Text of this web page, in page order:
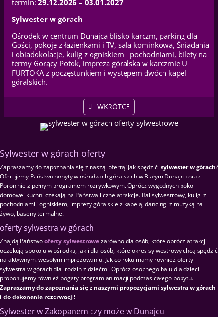
termin: 29.12.2026 – 03.01.2027
Sylwester w górach
Ośrodek w centrum Dunajca blisko karczm, parking dla
Gości, pokoje z łazienkami i TV, sala kominkowa, Śniadania
i obiadokolacje, kulig z ogniskiem i pochodniami, bilety na
termy Gorący Potok, impreza góralska w karczmie U
FURTOKA z poczęstunkiem i występem dwóch kapel
góralskich.
WKRÓTCE
Sylwester w górach oferty
Zapraszamy do zapoznania się z naszą ofertą! Jak spędzić sylwester w górach?
Oferujemy Państwu pobyty w ośrodkach góralskich w Białym Dunajcu oraz
Poroninie z pełnym programem rozrywkowym. Oprócz wygodnych pokoi i
domowej kuchni czekają na Państwa liczne atrakcje. Bal sylwestrowy, kulig z
pochodniami i ogniskiem, imprezy góralskie z kapelą, dancingi z muzyką na
żywo, baseny termalne.
oferty sylwestra w górach
Znajdą Państwooferty sylwestrowezarówno dla osób, które oprócz atrakcji
oczekują spokoju w ośrodku, jak i dla osób, które okres sylwestrowy chcą spędzić
na aktywnym, wesołym imprezowaniu. Jak co roku mamy również oferty
sylwestra w górach dla rodzin z dziećmi. Oprócz osobnego balu dla dzieci
proponujemy również bogaty program animacji podczas całego pobytu.
Zapraszamy do zapoznania się z naszymi propozycjami sylwestra w górach
i do dokonania rezerwacji!
Sylwester w Zakopanem czy może w Dunajcu